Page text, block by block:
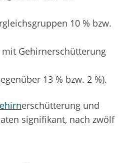
10 % bzw.
Gehirnerschütterung
13 % bzw. 2 %).
erschütterung und
signifikant, nach zwölf